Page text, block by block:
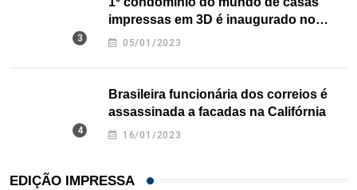
impressas em 3D é inaugurado no
Texas
05/01/2023
Brasileira funcionária dos correios é
assassinada a facadas na Califórnia
16/01/2023
EDIÇÃO IMPRESSA